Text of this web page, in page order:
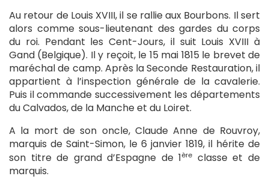
Au retour de Louis XVIII, il se rallie aux Bourbons. Il sert
alors comme sous-lieutenant des gardes du corps
du roi. Pendant les Cent-Jours, il suit Louis XVIII à
Gand (Belgique). Il y reçoit, le 15 mai 1815 le brevet de
maréchal de camp. Après la Seconde Restauration, il
appartient à l’inspection générale de la cavalerie.
Puis il commande successivement les départements
du Calvados, de la Manche et du Loiret.
A la mort de son oncle, Claude Anne de Rouvroy,
marquis de Saint-Simon, le 6 janvier 1819, il hérite de
son titre de grand d’Espagne de 1ère classe et de
marquis.